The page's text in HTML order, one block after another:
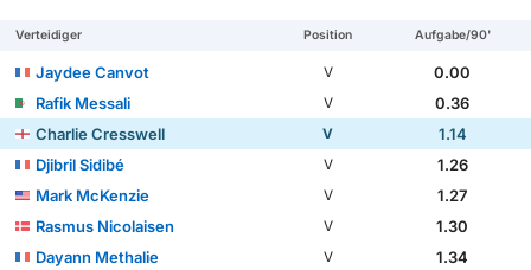
Verteidiger Position Aufgabe/90'
Jaydee Canvot V
0.00
Rafik Messali
V
0.36
Charlie Cresswell
V
1.14
Djibril Sidibé
V
1.26
Mark McKenzie
V
1.27
Rasmus Nicolaisen
V
1.30
Dayann Methalie
V
1.34